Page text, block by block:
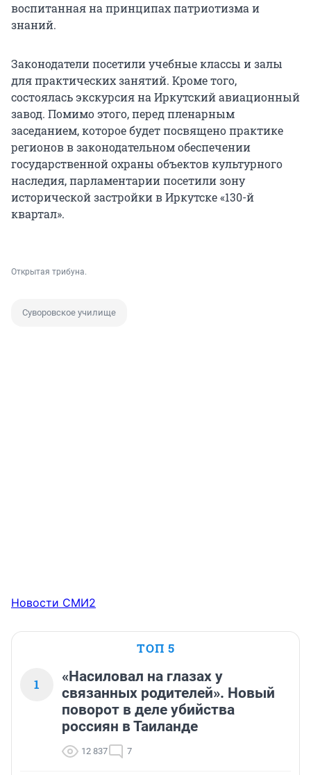
воспитанная на принципах патриотизма и
знаний.
Законодатели посетили учебные классы и залы
для практических занятий. Кроме того,
состоялась экскурсия на Иркутский авиационный
завод. Помимо этого, перед пленарным
заседанием, которое будет посвящено практике
регионов в законодательном обеспечении
государственной охраны объектов культурного
наследия, парламентарии посетили зону
исторической застройки в Иркутске «130-й
квартал».
Открытая трибуна.
Суворовское училище
Новости СМИ2
ТОП 5
1
«Насиловал на глазах у
связанных родителей». Новый
поворот в деле убийства
россиян в Таиланде
12 837 7